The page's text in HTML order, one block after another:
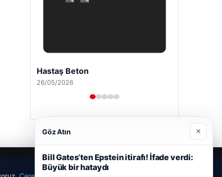
Hastaş Beton
26/05/2026
Göz Atın ×
Bill Gates’ten Epstein itirafı! İfade verdi:
Büyük bir hataydı